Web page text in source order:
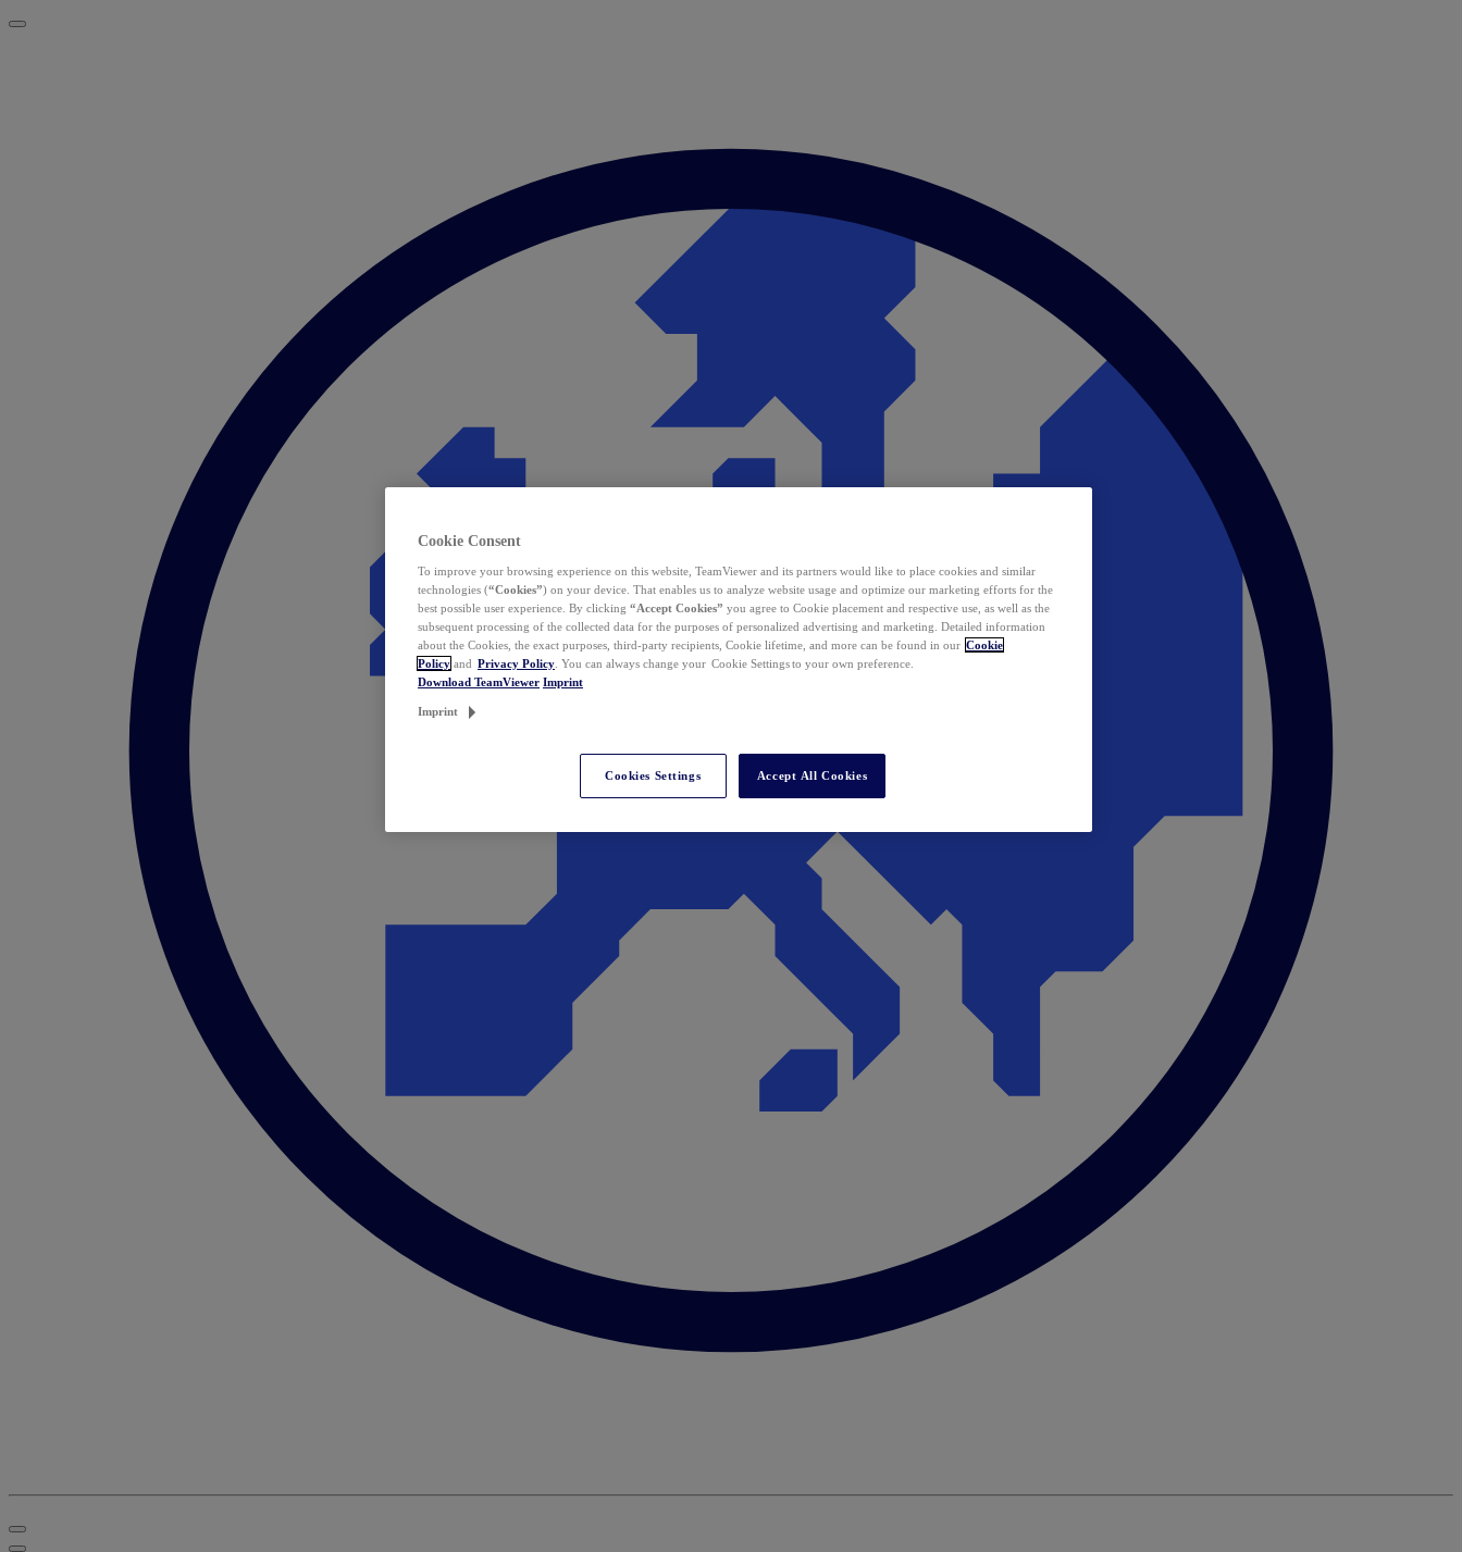
Cookie Consent
To improve your browsing experience on this website, TeamViewer and its partners would like to place cookies and similar
technologies (“Cookies”) on your device. That enables us to analyze website usage and optimize our marketing efforts for the
best possible user experience. By clicking “Accept Cookies” you agree to Cookie placement and respective use, as well as the
subsequent processing of the collected data for the purposes of personalized advertising and marketing. Detailed information
about the Cookies, the exact purposes, third-party recipients, Cookie lifetime, and more can be found in our Cookie
Policy and Privacy Policy . You can always change your Cookie Settings to your own preference.
Download TeamViewer Imprint
Imprint
Cookies Settings Accept All Cookies